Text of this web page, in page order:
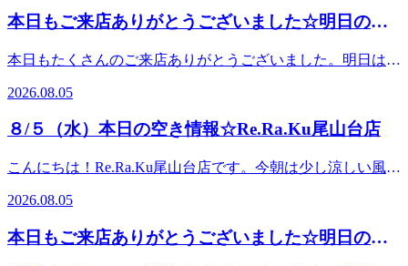
ております＾＾♪．．．★。☆。★。☆。★。☆。★。☆。
★。☆。★。☆。★．．．【本日の空き情報】本日はナカ
０ からご案内できるお時間がございます！ブログ画像ご予
約お待ちしております。※ご予約状況はその都度変化致しま
すのでご注意ください。．．．★。☆。★。☆。★。☆。
★。☆。★。☆。★。☆。★．．．『肩甲骨ストレッチ＆骨
盤ストレッチ』をとり入れた整体ファンからも人気のリラク
系ボディケア♪マッサージとは違うボディケアで、お身体リ
体・マッサージファンにも大人気＃肩こり・腰痛＃骨盤スト
本日もご来店ありがとうございました☆明日のご
本日もたくさんのご来店ありがとうございました。明日は11
おります。『肩甲骨ストレッチ＆骨盤ストレッチ』をとり入
れた整体ファンからも人気のリラク系ボディケア♪ ＃東急大
井町線 ＃尾山台 ＃整体・マッサージファンにも大人気 ＃肩
玉川＃自由が丘＃等々力
2026.08.05
８/５（水）本日の空き情報☆Re.Ra.Ku尾山台店
こんにちは！Re.Ra.Ku尾山台店です。今朝は少し涼しい風が
れています。夏はまだまだこれからですが、季節は確実に移
り変わっていますね。中と外との寒暖差や蒸し暑さからのだ
るさや不調も多くなりますが、そんな時にはホッと、リラッ
2026.08.05
本日もご来店ありがとうございました☆明日のご